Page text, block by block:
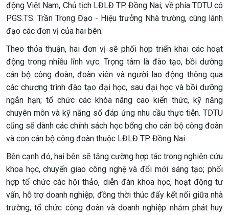
động Việt Nam, Chủ tịch LĐLĐ TP. Đồng Nai; về phía TDTU có
PGS.TS. Trần Trọng Đạo - Hiệu trưởng Nhà trường, cùng lãnh
đạo các đơn vị của hai bên.
Theo thỏa thuận, hai đơn vị sẽ phối hợp triển khai các hoạt
động trong nhiều lĩnh vực. Trọng tâm là đào tạo, bồi dưỡng
cán bộ công đoàn, đoàn viên và người lao động thông qua
các chương trình đào tạo đại học, sau đại học và bồi dưỡng
ngắn hạn; tổ chức các khóa nâng cao kiến thức, kỹ năng
chuyên môn và kỹ năng số đáp ứng nhu cầu thực tiễn. TDTU
cũng sẽ dành các chính sách học bổng cho cán bộ công đoàn
và con cán bộ công đoàn thuộc LĐLĐ TP. Đồng Nai.
Bên cạnh đó, hai bên sẽ tăng cường hợp tác trong nghiên cứu
khoa học, chuyển giao công nghệ và đổi mới sáng tạo; phối
hợp tổ chức các hội thảo, diễn đàn khoa học, hoạt động tư
vấn, hỗ trợ doanh nghiệp; đồng thời thúc đẩy kết nối giữa nhà
trường, tổ chức công đoàn và doanh nghiệp nhằm phát huy